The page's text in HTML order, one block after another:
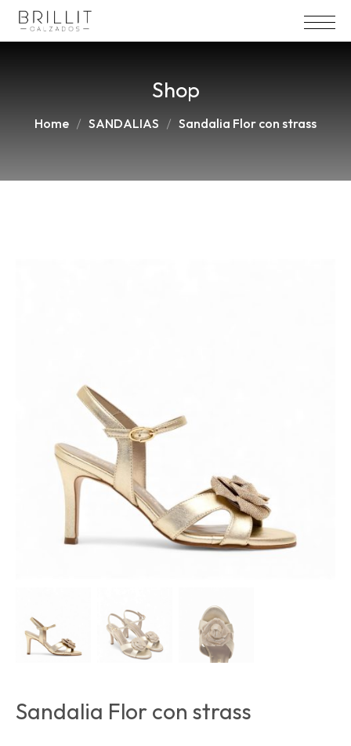
Shop
Home SANDALIAS Sandalia Flor con strass
Sandalia Flor con strass